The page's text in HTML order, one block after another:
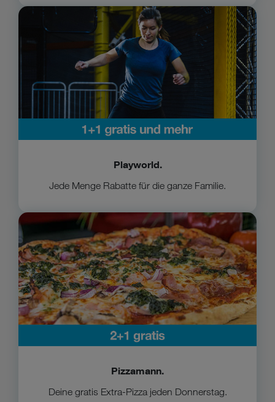
Playworld.
Jede Menge Rabatte für die ganze Familie.
Zur Playworld
Pizzamann.
Deine gratis Extra-Pizza jeden Donnerstag.
Zu Pizzamann